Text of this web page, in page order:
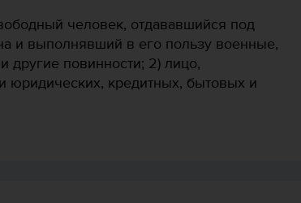
человек, отдававшийся под
и выполнявший в его пользу военные,
другие повинности; 2) лицо,
юридических, кредитных, бытовых и